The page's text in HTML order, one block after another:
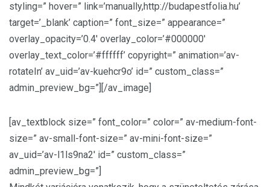
styling=” hover=” link=’manually,http://budapestfolia.hu’
target=’_blank’ caption=” font_size=” appearance=”
overlay_opacity=’0.4′ overlay_color=’#000000′
overlay_text_color=’#ffffff’ copyright=” animation=’av-
rotateIn’ av_uid=’av-kuehcr9o’ id=” custom_class=”
admin_preview_bg=”][/av_image]
[av_textblock size=” font_color=” color=” av-medium-font-
size=” av-small-font-size=” av-mini-font-size=”
av_uid=’av-l1ls9na2′ id=” custom_class=”
admin_preview_bg=”]